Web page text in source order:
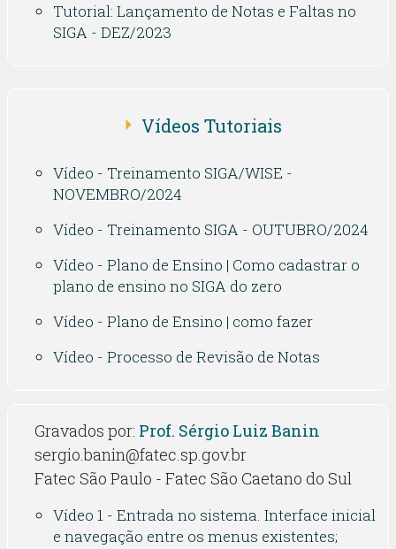
Tutorial: Lançamento de Notas e Faltas no
SIGA - DEZ/2023
Vídeos Tutoriais
Vídeo - Treinamento SIGA/WISE -
NOVEMBRO/2024
Vídeo - Treinamento SIGA - OUTUBRO/2024
Vídeo - Plano de Ensino | Como cadastrar o
plano de ensino no SIGA do zero
Vídeo - Plano de Ensino | como fazer
Vídeo - Processo de Revisão de Notas
Gravados por: Prof. Sérgio Luiz Banin
sergio.banin@fatec.sp.gov.br
Fatec São Paulo - Fatec São Caetano do Sul
Vídeo 1 - Entrada no sistema. Interface inicial
e navegação entre os menus existentes;